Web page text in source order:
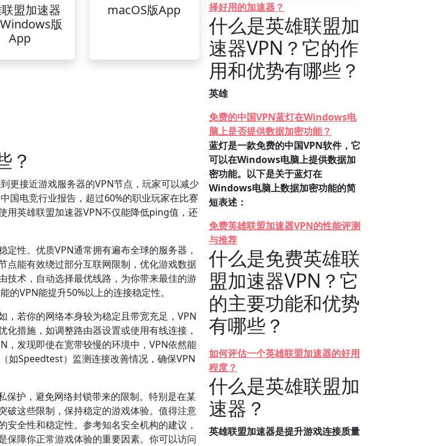
盟加速器
版
App
macOS版App
？
更接近游戏服务器的VPN节点，玩家可以减少
国电竞行业报告，超过60%的职业玩家在比赛
用英雄联盟加速器VPN不仅能降低ping值，还
性。优质VPN通常拥有遍布全球的服务器，
点能有效绕过部分互联网限制，优化游戏数据
技术，自动选择最优线路，为你带来最佳的游
VPN能提升50%以上的连接稳定性。
，若你的网络本身较为稳定且带宽充足，VPN
措施，如调整路由器设置或使用有线连接，
，发现即使在宽带较慢的环境中，VPN依然能
如Speedtest）监测连接改善情况，确保VPN
保护，避免网络封锁带来的限制。特别是在某
破这些限制，保持稳定的游戏体验。值得注意
全性和稳定性。参考知名安全机构的建议，
保障你正常游戏体验的重要因素。你可以访问
择好用的加速器？
什么是英雄联盟加
速器VPN？它的作
用和优势有哪些？
英雄
免费的中国VPN蓝灯在Windows电
脑上是否提供数据加密功能？
蓝灯是一款免费的中国VPN软件，它
可以在Windows电脑上提供数据加
密功能。以下是关于蓝灯在
Windows电脑上数据加密功能的简
短表述：
免费英雄联盟加速器VPN的性能评测
与推荐
什么是免费英雄联
盟加速器VPN？它
的主要功能和优势
有哪些？
如何评估一个英雄联盟加速器的好用
程度？
什么是英雄联盟加
速器？
英雄联盟加速器是提升游戏连接质量